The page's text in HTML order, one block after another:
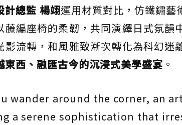
計總監 楊翊運用材質對比，仿鐵鏽藝
藤編座椅的柔韌，共同演繹日式氛
影流轉，和風雅致漸次轉化為科幻
東西、融匯古今的沉浸式美學盛宴 。
wander around the corner, an
a serene sophistication that